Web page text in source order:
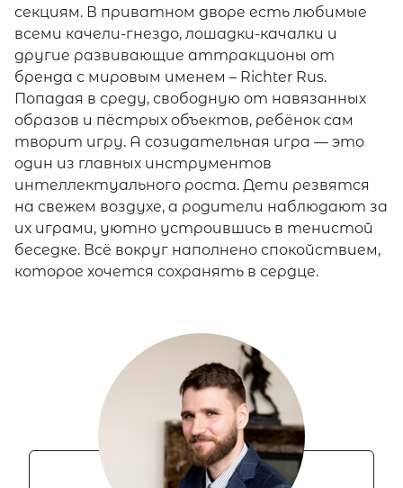
секциям. В приватном дворе есть любимые
всеми качели-гнездо, лошадки-качалки и
другие развивающие аттракционы от
бренда с мировым именем – Richter Rus.
Попадая в среду, свободную от навязанных
образов и пёстрых объектов, ребёнок сам
творит игру. А созидательная игра — это
один из главных инструментов
интеллектуального роста. Дети резвятся
на свежем воздухе, а родители наблюдают за
их играми, уютно устроившись в тенистой
беседке. Всё вокруг наполнено спокойствием,
которое хочется сохранять в сердце.